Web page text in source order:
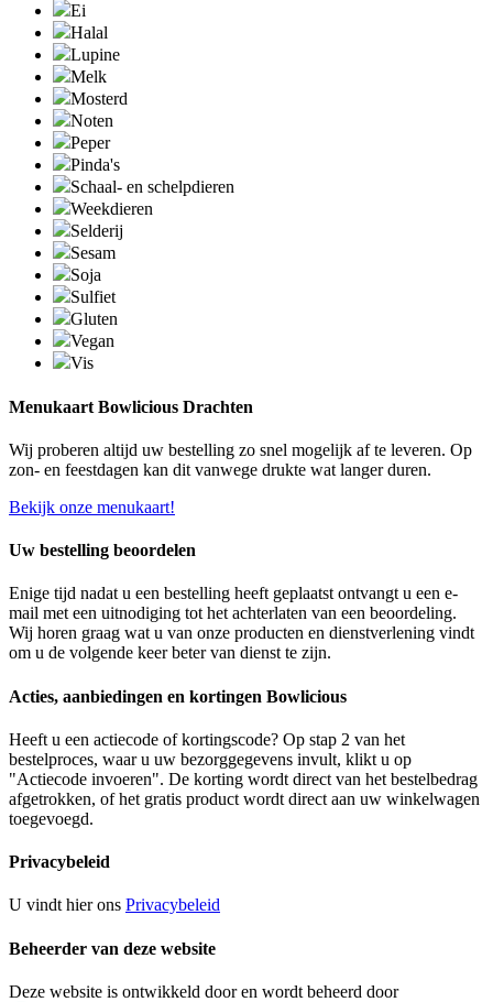
Ei
Halal
Lupine
Melk
Mosterd
Noten
Peper
Pinda's
Schaal- en schelpdieren
Weekdieren
Selderij
Sesam
Soja
Sulfiet
Gluten
Vegan
Vis
Menukaart Bowlicious Drachten
Wij proberen altijd uw bestelling zo snel mogelijk af te leveren. Op
zon- en feestdagen kan dit vanwege drukte wat langer duren.
Bekijk onze menukaart!
Uw bestelling beoordelen
Enige tijd nadat u een bestelling heeft geplaatst ontvangt u een e-
mail met een uitnodiging tot het achterlaten van een beoordeling.
Wij horen graag wat u van onze producten en dienstverlening vindt
om u de volgende keer beter van dienst te zijn.
Acties, aanbiedingen en kortingen Bowlicious
Heeft u een actiecode of kortingscode? Op stap 2 van het
bestelproces, waar u uw bezorggegevens invult, klikt u op
"Actiecode invoeren". De korting wordt direct van het bestelbedrag
afgetrokken, of het gratis product wordt direct aan uw winkelwagen
toegevoegd.
Privacybeleid
U vindt hier ons Privacybeleid
Beheerder van deze website
Deze website is ontwikkeld door en wordt beheerd door